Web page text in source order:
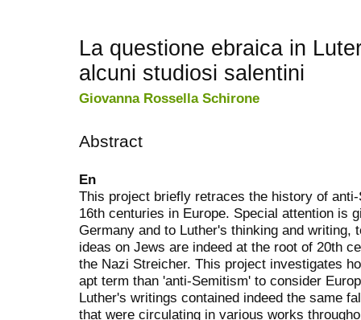
La questione ebraica in
alcuni studiosi salentini
Giovanna Rossella Schirone
Abstract
En
This project briefly retraces the history of
16th centuries in Europe. Special attention is
Germany and to Luther's thinking and writing,
ideas on Jews are indeed at the root of 20th
the Nazi Streicher. This project investigates
apt term than 'anti-Semitism' to consider
Luther's writings contained indeed the same
that were circulating in various works